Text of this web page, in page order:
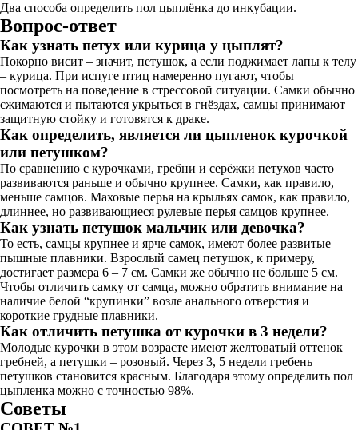
Два способа определить пол цыплёнка до инкубации.
Вопрос-ответ
Как узнать петух или курица у цыплят?
Покорно висит – значит, петушок, а если поджимает лапы к телу
– курица. При испуге птиц намеренно пугают, чтобы
посмотреть на поведение в стрессовой ситуации. Самки обычно
сжимаются и пытаются укрыться в гнёздах, самцы принимают
защитную стойку и готовятся к драке.
Как определить, является ли цыпленок курочкой
или петушком?
По сравнению с курочками, гребни и серёжки петухов часто
развиваются раньше и обычно крупнее. Самки, как правило,
меньше самцов. Маховые перья на крыльях самок, как правило,
длиннее, но развивающиеся рулевые перья самцов крупнее.
Как узнать петушок мальчик или девочка?
То есть, самцы крупнее и ярче самок, имеют более развитые
пышные плавники. Взрослый самец петушок, к примеру,
достигает размера 6 – 7 см. Самки же обычно не больше 5 см.
Чтобы отличить самку от самца, можно обратить внимание на
наличие белой “крупинки” возле анального отверстия и
короткие грудные плавники.
Как отличить петушка от курочки в 3 недели?
Молодые курочки в этом возрасте имеют желтоватый оттенок
гребней, а петушки – розовый. Через 3, 5 недели гребень
петушков становится красным. Благодаря этому определить пол
цыпленка можно с точностью 98%.
Советы